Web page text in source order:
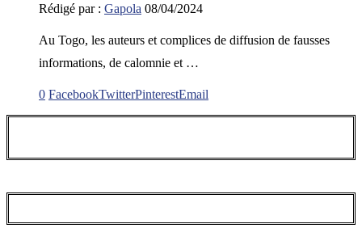
Rédigé par : Gapola 08/04/2024
Au Togo, les auteurs et complices de diffusion de fausses
informations, de calomnie et …
0 FacebookTwitterPinterestEmail